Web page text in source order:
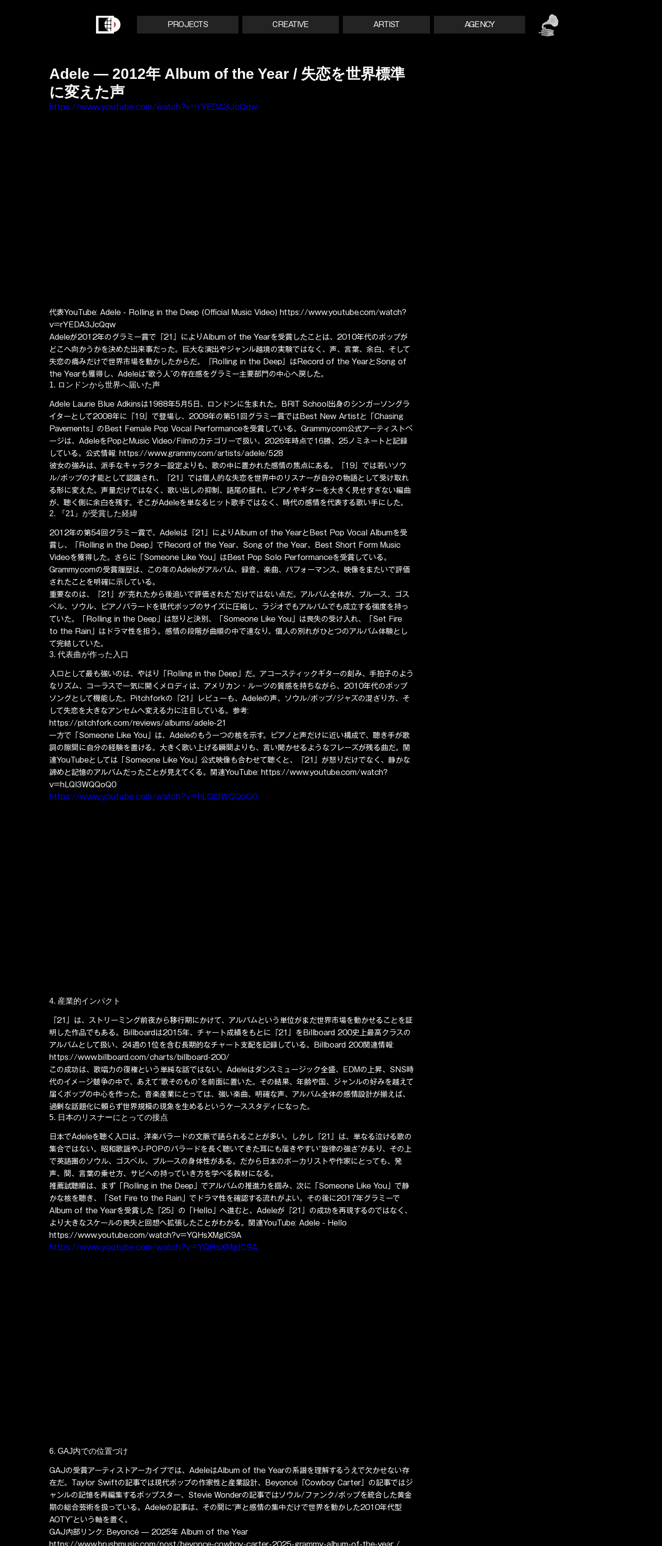
PROJECTS CREATIVE ARTIST AGENCY
Adele — 2012年 Album of the Year / 失恋を世界標準
に変えた声
https://www.youtube.com/watch?v=rYEDA3JcQqw
代表YouTube: Adele - Rolling in the Deep (Official Music Video) https://www.youtube.com/watch?
v=rYEDA3JcQqw
Adeleが2012年のグラミー賞で『21』によりAlbum of the Yearを受賞したことは、2010年代のポップが
どこへ向かうかを決めた出来事だった。巨大な演出やジャンル越境の実験ではなく、声、言葉、余白、そして
失恋の痛みだけで世界市場を動かしたからだ。『Rolling in the Deep』はRecord of the YearとSong of
the Yearも獲得し、Adeleは“歌う人”の存在感をグラミー主要部門の中心へ戻した。
1. ロンドンから世界へ届いた声
Adele Laurie Blue Adkinsは1988年5月5日、ロンドンに生まれた。BRIT School出身のシンガーソングラ
イターとして2008年に『19』で登場し、2009年の第51回グラミー賞ではBest New Artistと「Chasing
Pavements」のBest Female Pop Vocal Performanceを受賞している。Grammy.com公式アーティストペ
ージは、AdeleをPopとMusic Video/Filmのカテゴリーで扱い、2026年時点で16勝、25ノミネートと記録
している。公式情報: https://www.grammy.com/artists/adele/528
彼女の強みは、派手なキャラクター設定よりも、歌の中に置かれた感情の焦点にある。『19』では若いソウ
ル/ポップの才能として認識され、『21』では個人的な失恋を世界中のリスナーが自分の物語として受け取れ
る形に変えた。声量だけではなく、歌い出しの抑制、語尾の揺れ、ピアノやギターを大きく見せすぎない編曲
が、聴く側に余白を残す。そこがAdeleを単なるヒット歌手ではなく、時代の感情を代表する歌い手にした。
2. 『21』が受賞した経緯
2012年の第54回グラミー賞で、Adeleは『21』によりAlbum of the YearとBest Pop Vocal Albumを受
賞し、「Rolling in the Deep」でRecord of the Year、Song of the Year、Best Short Form Music
Videoを獲得した。さらに「Someone Like You」はBest Pop Solo Performanceを受賞している。
Grammy.comの受賞履歴は、この年のAdeleがアルバム、録音、楽曲、パフォーマンス、映像をまたいで評価
されたことを明確に示している。
重要なのは、『21』が“売れたから後追いで評価された”だけではない点だ。アルバム全体が、ブルース、ゴス
ペル、ソウル、ピアノバラードを現代ポップのサイズに圧縮し、ラジオでもアルバムでも成立する強度を持っ
ていた。「Rolling in the Deep」は怒りと決別、「Someone Like You」は喪失の受け入れ、「Set Fire
to the Rain」はドラマ性を担う。感情の段階が曲順の中で連なり、個人の別れがひとつのアルバム体験とし
て完結していた。
3. 代表曲が作った入口
入口として最も強いのは、やはり「Rolling in the Deep」だ。アコースティックギターの刻み、手拍子のよう
なリズム、コーラスで一気に開くメロディは、アメリカン・ルーツの質感を持ちながら、2010年代のポップ
ソングとして機能した。Pitchforkの『21』レビューも、Adeleの声、ソウル/ポップ/ジャズの混ざり方、そ
して失恋を大きなアンセムへ変える力に注目している。参考:
https://pitchfork.com/reviews/albums/adele-21
一方で「Someone Like You」は、Adeleのもう一つの核を示す。ピアノと声だけに近い構成で、聴き手が歌
詞の隙間に自分の経験を置ける。大きく歌い上げる瞬間よりも、言い聞かせるようなフレーズが残る曲だ。関
連YouTubeとしては「Someone Like You」公式映像も合わせて聴くと、『21』が怒りだけでなく、静かな
諦めと記憶のアルバムだったことが見えてくる。関連YouTube: https://www.youtube.com/watch?
v=hLQl3WQQoQ0
https://www.youtube.com/watch?v=hLQl3WQQoQ0
4. 産業的インパクト
『21』は、ストリーミング前夜から移行期にかけて、アルバムという単位がまだ世界市場を動かせることを証
明した作品でもある。Billboardは2015年、チャート成績をもとに『21』をBillboard 200史上最高クラスの
アルバムとして扱い、24週の1位を含む長期的なチャート支配を記録している。Billboard 200関連情報:
https://www.billboard.com/charts/billboard-200/
この成功は、歌唱力の復権という単純な話ではない。Adeleはダンスミュージック全盛、EDMの上昇、SNS時
代のイメージ競争の中で、あえて“歌そのもの”を前面に置いた。その結果、年齢や国、ジャンルの好みを越えて
届くポップの中心を作った。音楽産業にとっては、強い楽曲、明確な声、アルバム全体の感情設計が揃えば、
過剰な話題化に頼らず世界規模の現象を生めるというケーススタディになった。
5. 日本のリスナーにとっての接点
日本でAdeleを聴く入口は、洋楽バラードの文脈で語られることが多い。しかし『21』は、単なる泣ける歌の
集合ではない。昭和歌謡やJ-POPのバラードを長く聴いてきた耳にも届きやすい“旋律の強さ”があり、その上
で英語圏のソウル、ゴスペル、ブルースの身体性がある。だから日本のボーカリストや作家にとっても、発
声、間、言葉の乗せ方、サビへの持っていき方を学べる教材になる。
推薦試聴順は、まず「Rolling in the Deep」でアルバムの推進力を掴み、次に「Someone Like You」で静
かな核を聴き、「Set Fire to the Rain」でドラマ性を確認する流れがよい。その後に2017年グラミーで
Album of the Yearを受賞した『25』の「Hello」へ進むと、Adeleが『21』の成功を再現するのではなく、
より大きなスケールの喪失と回想へ拡張したことがわかる。関連YouTube: Adele - Hello
https://www.youtube.com/watch?v=YQHsXMglC9A
https://www.youtube.com/watch?v=YQHsXMglC9A
6. GAJ内での位置づけ
GAJの受賞アーティストアーカイブでは、AdeleはAlbum of the Yearの系譜を理解するうえで欠かせない存
在だ。Taylor Swiftの記事では現代ポップの作家性と産業設計、Beyoncé『Cowboy Carter』の記事ではジ
ャンルの記憶を再編集するポップスター、Stevie Wonderの記事ではソウル/ファンク/ポップを統合した黄金
期の総合芸術を扱っている。Adeleの記事は、その間に“声と感情の集中だけで世界を動かした2010年代型
AOTY”という軸を置く。
GAJ内部リンク: Beyoncé — 2025年 Album of the Year
https://www.brushmusic.com/post/beyonce-cowboy-carter-2025-grammy-album-of-the-year /